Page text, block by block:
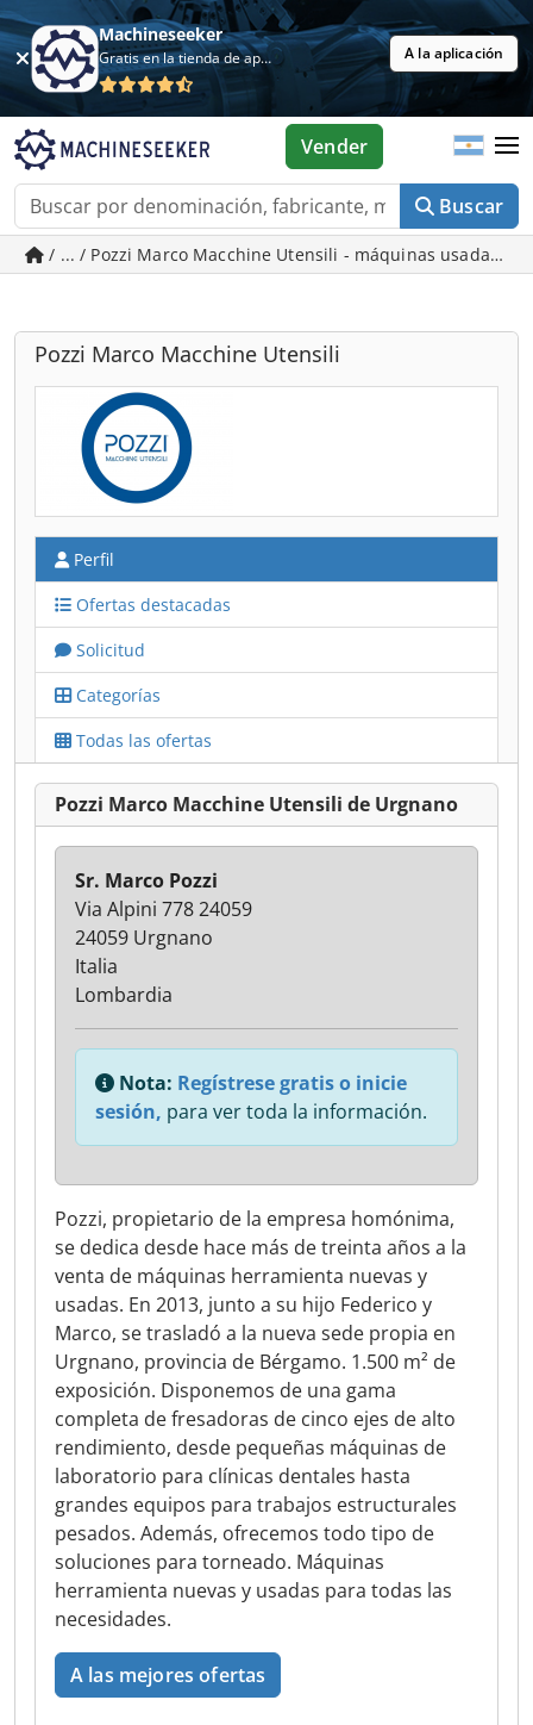
Machineseeker
Gratis en la tienda de aplicaciones A la aplicación
Buscar
Vender
/ ... / Pozzi Marco Macchine Utensili - máquinas usadas
Pozzi Marco Macchine Utensili
Perfil
Ofertas destacadas
Solicitud
Categorías
Todas las ofertas
Pozzi Marco Macchine Utensili de Urgnano
Pozzi, propietario de la empresa homónima,
se dedica desde hace más de treinta años a la
venta de máquinas herramienta nuevas y
usadas. En 2013, junto a su hijo Federico y
Marco, se trasladó a la nueva sede propia en
Urgnano, provincia de Bérgamo. 1.500 m² de
exposición. Disponemos de una gama
completa de fresadoras de cinco ejes de alto
rendimiento, desde pequeñas máquinas de
laboratorio para clínicas dentales hasta
grandes equipos para trabajos estructurales
pesados. Además, ofrecemos todo tipo de
soluciones para torneado. Máquinas
herramienta nuevas y usadas para todas las
necesidades.
A las mejores ofertas
Sr. Marco Pozzi
Via Alpini 778 24059
24059 Urgnano
Italia
Lombardia
Nota: Regístrese gratis o inicie
sesión, para ver toda la información.